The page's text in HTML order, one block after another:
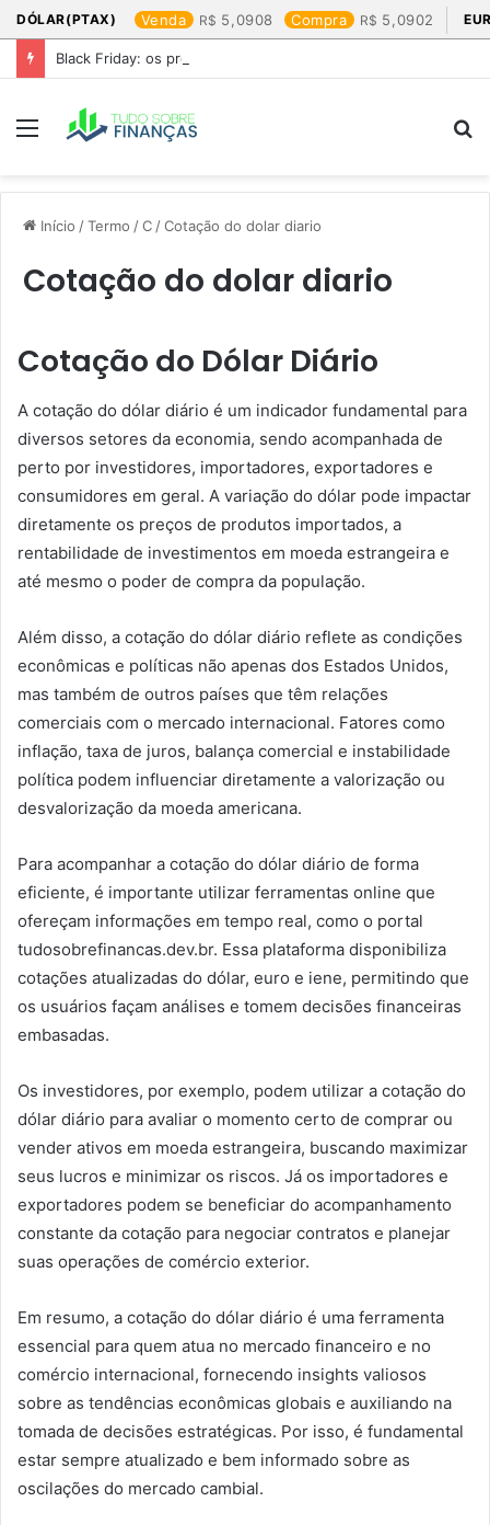
DÓLAR(PTAX) Venda 5,0908 Compra 5,0902
Black Friday: os produtos que mais valem a pena
Menu
Início /Termo /C /Cotação do dolar diario​
Cotação do dolar diario​
Cotação do Dólar Diário
A cotação do dólar diário é um indicador fundamental para
diversos setores da economia, sendo acompanhada de
perto por investidores, importadores, exportadores e
consumidores em geral. A variação do dólar pode impactar
diretamente os preços de produtos importados, a
rentabilidade de investimentos em moeda estrangeira e
até mesmo o poder de compra da população.
Além disso, a cotação do dólar diário reflete as condições
econômicas e políticas não apenas dos Estados Unidos,
mas também de outros países que têm relações
comerciais com o mercado internacional. Fatores como
inflação, taxa de juros, balança comercial e instabilidade
política podem influenciar diretamente a valorização ou
desvalorização da moeda americana.
Para acompanhar a cotação do dólar diário de forma
eficiente, é importante utilizar ferramentas online que
ofereçam informações em tempo real, como o portal
tudosobrefinancas.dev.br. Essa plataforma disponibiliza
cotações atualizadas do dólar, euro e iene, permitindo que
os usuários façam análises e tomem decisões financeiras
embasadas.
Os investidores, por exemplo, podem utilizar a cotação do
dólar diário para avaliar o momento certo de comprar ou
vender ativos em moeda estrangeira, buscando maximizar
seus lucros e minimizar os riscos. Já os importadores e
exportadores podem se beneficiar do acompanhamento
constante da cotação para negociar contratos e planejar
suas operações de comércio exterior.
Em resumo, a cotação do dólar diário é uma ferramenta
essencial para quem atua no mercado financeiro e no
comércio internacional, fornecendo insights valiosos
sobre as tendências econômicas globais e auxiliando na
tomada de decisões estratégicas. Por isso, é fundamental
estar sempre atualizado e bem informado sobre as
oscilações do mercado cambial.